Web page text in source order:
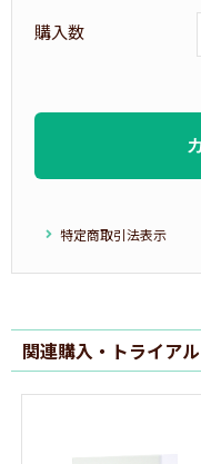
購入数
特定商取引法表示
関連購入・トライアル